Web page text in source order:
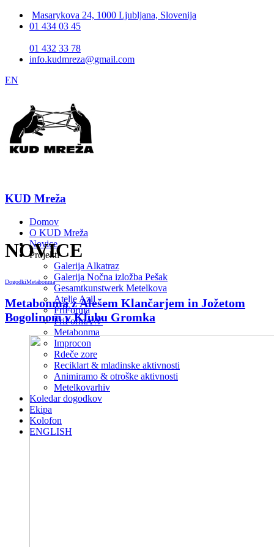
Masarykova 24, 1000 Ljubljana, Slovenija
01 434 03 45
01 432 33 78
info.kudmreza@gmail.com
EN
KUD Mreža
Domov
O KUD Mreža
Novice
Projekti
Galerija Alkatraz
Galerija Nočna izložba Pešak
Gesamtkunstwerk Metelkova
Atelje Azil
FriForma
FriFormA\V
Metabonma
Improcon
Rdeče zore
Reciklart & mladinske aktivnosti
Animiramo & otroške aktivnosti
Metelkovarhiv
Koledar dogodkov
Ekipa
Kolofon
ENGLISH
NOVICE
DogodkiMetabonma
Metabonma z Alešem Klančarjem in Jožetom
Bogolinom v Klubu Gromka